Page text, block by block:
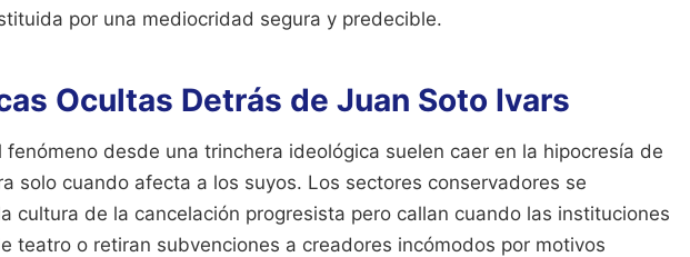
por una mediocridad segura y predecible.
Ocultas Detrás de Juan Soto Ivars
fenómeno desde una trinchera ideológica suelen caer en la hipocresía de
solo cuando afecta a los suyos. Los sectores conservadores se
cultura de la cancelación progresista pero callan cuando las instituciones
teatro o retiran subvenciones a creadores incómodos por motivos